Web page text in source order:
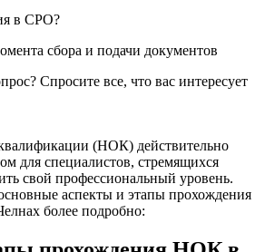
в СРО?
сбора и подачи документов
Спросите все, что вас интересует
(НОК) действительно
для специалистов, стремящихся
свой профессиональный уровень.
аспекты и этапы прохождения
более подробно: